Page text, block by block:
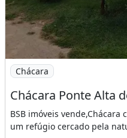
Imagem: Chácara Ponte
Chácara
BSB imóveis vende,Chácara
um refúgio cercado pela